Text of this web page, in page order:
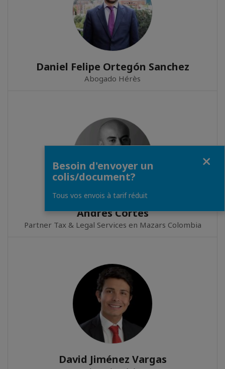
Daniel Felipe Ortegón Sanchez
Abogado Hérès
Andrés Cortés
Partner Tax & Legal Services en Mazars Colombia
David Jiménez Vargas
Besoin d'envoyer un
colis/document?
Tous vos envois à tarif réduit